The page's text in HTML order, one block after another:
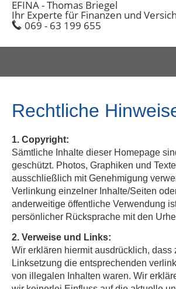
EFINA - Thomas Briegel
Ihr Experte für Finanzen und
069 - 63 199 655
Rechtliche
1. Copyright:
Sämtliche Inhalte dieser Homepage
geschützt. Photos, Graphiken und
ausschließlich mit Genehmigung
Verlinkung einzelner Inhalte/Seiten
anderweitige öffentliche Verwendung
persönlicher Rücksprache mit den
2. Verweise und Links:
Wir erklären hiermit ausdrücklich, dass
Linksetzung die entsprechenden
von illegalen Inhalten waren. Wir